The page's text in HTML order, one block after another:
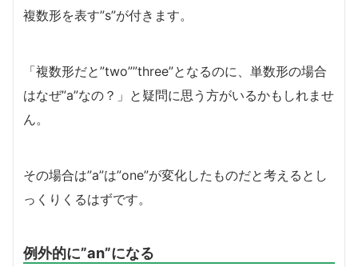
複数形を表す”s”が付きます。
「複数形だと”two””three”となるのに、単数形の場合
はなぜ”a”なの？」と疑問に思う方がいるかもしれませ
ん。
その場合は”a”は”one”が変化したものだと考えるとし
っくりくるはずです。
例外的に”an”になる